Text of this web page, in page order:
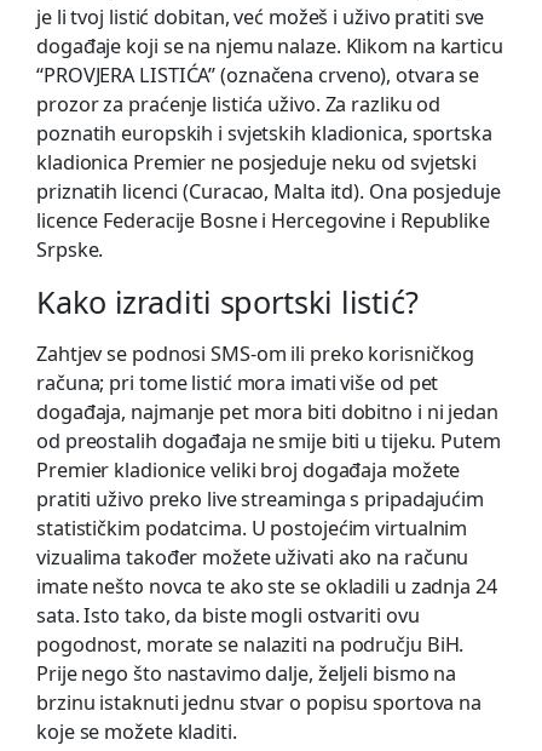
je li tvoj listić dobitan, već možeš i uživo pratiti sve
događaje koji se na njemu nalaze. Klikom na karticu
“PROVJERA LISTIĆA” (označena crveno), otvara se
prozor za praćenje listića uživo. Za razliku od
poznatih europskih i svjetskih kladionica, sportska
kladionica Premier ne posjeduje neku od svjetski
priznatih licenci (Curacao, Malta itd). Ona posjeduje
licence Federacije Bosne i Hercegovine i Republike
Srpske.
Kako izraditi sportski listić?
Zahtjev se podnosi SMS-om ili preko korisničkog
računa; pri tome listić mora imati više od pet
događaja, najmanje pet mora biti dobitno i ni jedan
od preostalih događaja ne smije biti u tijeku. Putem
Premier kladionice veliki broj događaja možete
pratiti uživo preko live streaminga s pripadajućim
statističkim podatcima. U postojećim virtualnim
vizualima također možete uživati ako na računu
imate nešto novca te ako ste se okladili u zadnja 24
sata. Isto tako, da biste mogli ostvariti ovu
pogodnost, morate se nalaziti na području BiH.
Prije nego što nastavimo dalje, željeli bismo na
brzinu istaknuti jednu stvar o popisu sportova na
koje se možete kladiti.